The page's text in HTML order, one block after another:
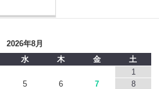
2026年8月
水 木 金
土
1
5 6 7
8